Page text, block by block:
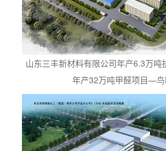
山东三丰新材料有限公司年产6.3万吨
年产32万吨甲醛项目—鸟